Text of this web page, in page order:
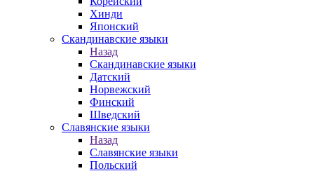
Хинди
Японский
Скандинавские языки
Назад
Скандинавские языки
Датский
Норвежский
Финский
Шведский
Славянские языки
Назад
Славянские языки
Польский